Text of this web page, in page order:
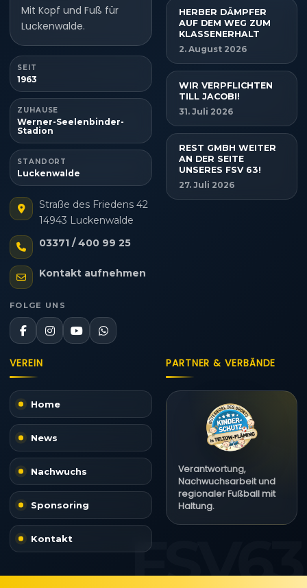
Mit Kopf und Fuß für
Luckenwalde.
SEIT
1963
ZUHAUSE
Werner-Seelenbinder-
Stadion
STANDORT
Luckenwalde
Straße des Friedens 42
14943 Luckenwalde
03371 / 400 99 25
Kontakt aufnehmen
FOLGE UNS
HERBER DÄMPFER
AUF DEM WEG ZUM
KLASSENERHALT
2. August 2026
WIR VERPFLICHTEN
TILL JACOBI!
31. Juli 2026
REST GMBH WEITER
AN DER SEITE
UNSERES FSV 63!
27. Juli 2026
VEREIN
Home
News
Nachwuchs
Sponsoring
Kontakt
PARTNER & VERBÄNDE
Verantwortung,
Nachwuchsarbeit und
regionaler Fußball mit
Haltung.